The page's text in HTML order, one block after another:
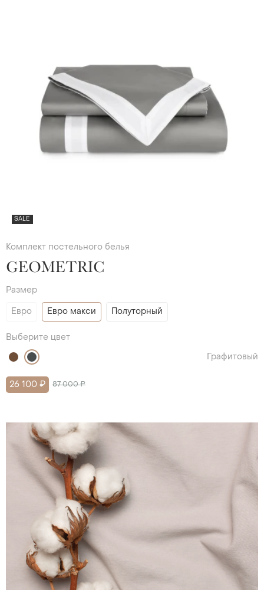
SALE
Комплект постельного белья
GEOMETRIC
Размер
Евро Евро макси Полуторный
Выберите цвет
Графитовый
26 100 ₽ 87 000 ₽